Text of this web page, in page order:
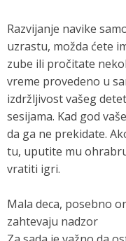
Razvijanje navike
uzrastu, možda ćete
zube ili pročitate
vreme provedeno u
izdržljivost vašeg
sesijama. Kad god
da ga ne prekidate.
tu, uputite mu
vratiti igri.
Mala deca, posebno
zahtevaju nadzor